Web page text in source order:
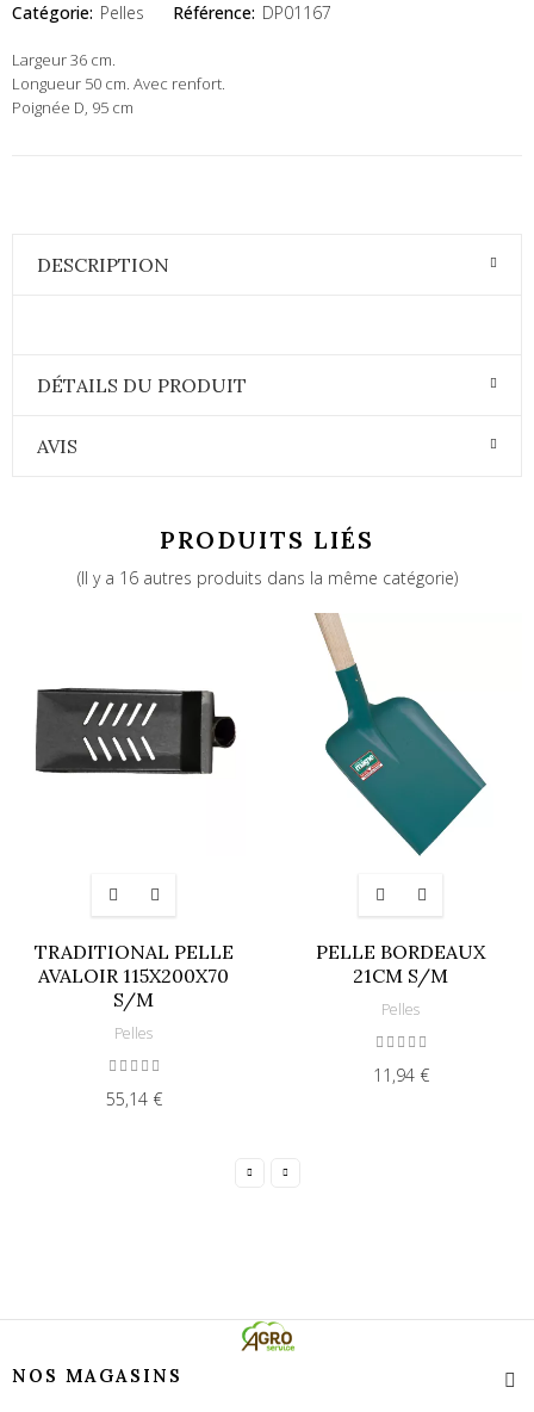
Catégorie: Pelles Référence: DP01167
Largeur 36 cm.
Longueur 50 cm. Avec renfort.
Poignée D, 95 cm
DESCRIPTION
DÉTAILS DU PRODUIT
AVIS
PRODUITS LIÉS
(Il y a 16 autres produits dans la même catégorie)
TRADITIONAL PELLE
AVALOIR 115X200X70
S/M
Pelles
55,14 €
PELLE BORDEAUX
21CM S/M
Pelles
11,94 €
NOS MAGASINS